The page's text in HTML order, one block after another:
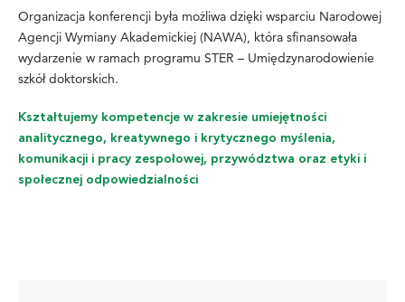
Organizacja konferencji była możliwa dzięki wsparciu Narodowej
Agencji Wymiany Akademickiej (NAWA), która sfinansowała
wydarzenie w ramach programu STER – Umiędzynarodowienie
szkół doktorskich.
Kształtujemy kompetencje w zakresie umiejętności
analitycznego, kreatywnego i krytycznego myślenia,
komunikacji i pracy zespołowej, przywództwa oraz etyki i
społecznej odpowiedzialności